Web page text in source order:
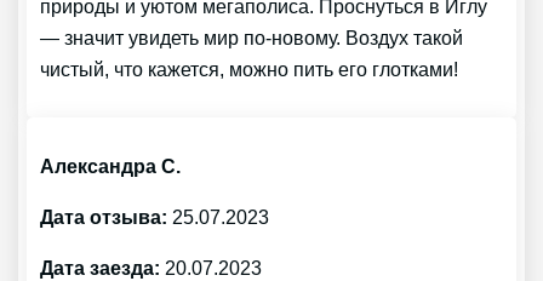
природы и уютом мегаполиса. Проснуться в Иглу
— значит увидеть мир по-новому. Воздух такой
чистый, что кажется, можно пить его глотками!
Александра С.
Дата отзыва: 25.07.2023
Дата заезда: 20.07.2023